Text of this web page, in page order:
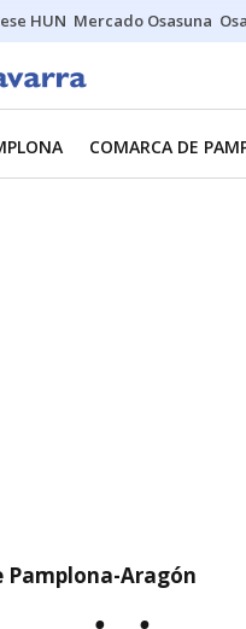
HUN Mercado Osasuna
COMARCA DE
Pamplona-Aragón